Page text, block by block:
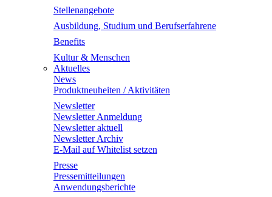
Stellenangebote
Ausbildung, Studium und Berufserfahrene
Benefits
Kultur & Menschen
Aktuelles
News
Produktneuheiten / Aktivitäten
Newsletter
Newsletter Anmeldung
Newsletter aktuell
Newsletter Archiv
E-Mail auf Whitelist setzen
Presse
Pressemitteilungen
Anwendungsberichte